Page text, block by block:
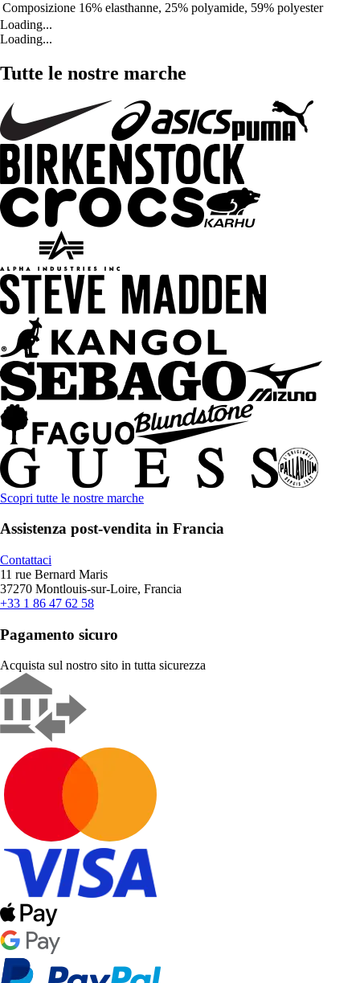
Composizione 16% elasthanne, 25% polyamide, 59% polyester
Loading...
Loading...
Tutte le nostre marche
Scopri tutte le nostre marche
Assistenza post-vendita in Francia
Contattaci
11 rue Bernard Maris
37270 Montlouis-sur-Loire, Francia
+33 1 86 47 62 58
Pagamento sicuro
Acquista sul nostro sito in tutta sicurezza